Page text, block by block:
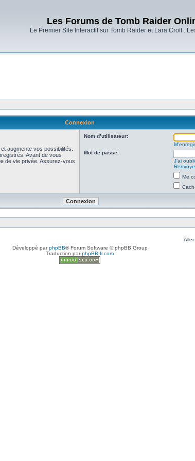
Les Forums de Tomb Raider
Le Premier Site Interactif sur Tomb Raider et Lara Croft :
Connexion
augmente vos possibilités.
Avant de vous
de vie privée. Assurez-vous
Nom d’utilisateur:
Mot de passe:
J’ai
Me
Développé parphpBB® Forum Software © phpBB Group
Traduction parphpBB-fr.com